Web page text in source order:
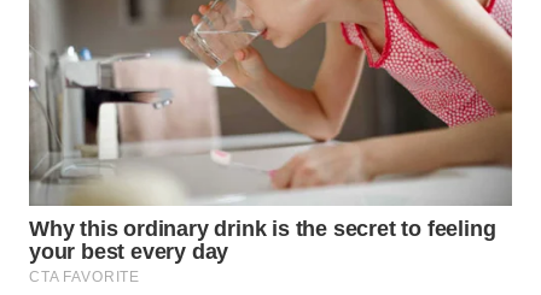
UTARA
SAMOSIR
WN
PADANG
LAWAS